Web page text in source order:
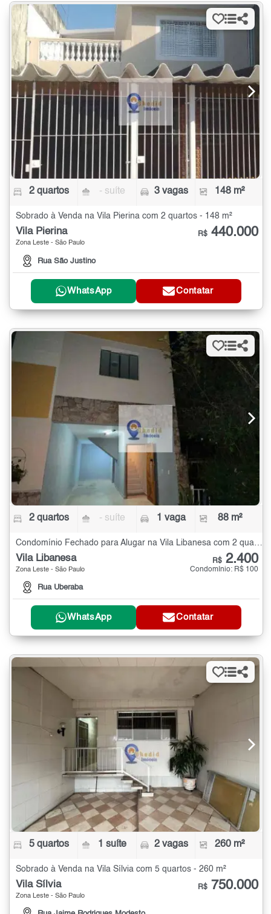
2 quartos - suíte 3 vagas 148 m²
Sobrado à Venda na Vila Pierina com 2 quartos - 148 m²
Vila Pierina
Zona Leste - São Paulo
Rua São Justino
R$ 440.000
WhatsApp Contatar
2 quartos - suíte 1 vaga 88 m²
Vila Libanesa
Zona Leste - São Paulo
Rua Uberaba
R$ 2.400
Condomínio: R$ 100
WhatsApp Contatar
5 quartos 1 suíte 2 vagas 260 m²
Sobrado à Venda na Vila Sílvia com 5 quartos - 260 m²
Vila Sílvia
Zona Leste - São Paulo
R$ 750.000